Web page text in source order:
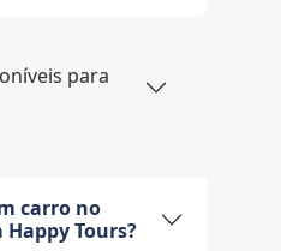
para
carro no
Tours?